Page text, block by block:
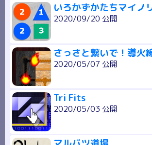
いろかずかたちマイノ
2020/09/20 公開
さっさと繋いで！導火
2020/05/07 公開
Tri Fits
2020/05/03 公開